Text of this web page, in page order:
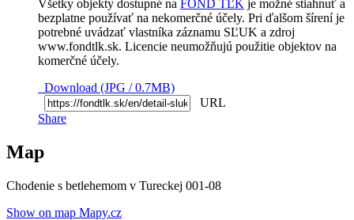
Všetky objekty dostupné na FOND TĽK je možné stiahnuť a
bezplatne používať na nekomerčné účely. Pri ďalšom šírení je
potrebné uvádzať vlastníka záznamu SĽUK a zdroj
www.fondtlk.sk. Licencie neumožňujú použitie objektov na
komerčné účely.
Download (JPG / 0.7MB)
URL
Share
Map
Chodenie s betlehemom v Tureckej 001-08
Show on map Mapy.cz